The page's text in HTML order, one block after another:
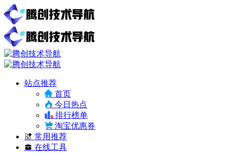
站点推荐
首页
今日热点
排行榜单
淘宝优惠券
常用推荐
在线工具